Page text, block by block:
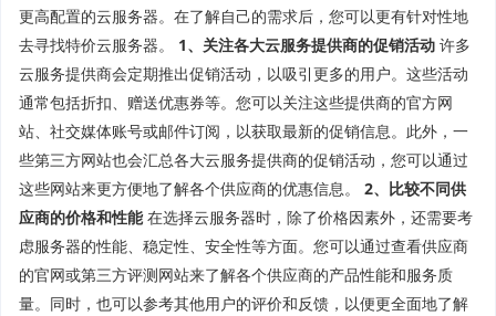
更高配置的云服务器。在了解自己的需求后，您可以更有针对性地
去寻找特价云服务器。 1、关注各大云服务提供商的促销活动 许多
云服务提供商会定期推出促销活动，以吸引更多的用户。这些活动
通常包括折扣、赠送优惠券等。您可以关注这些提供商的官方网
站、社交媒体账号或邮件订阅，以获取最新的促销信息。此外，一
些第三方网站也会汇总各大云服务提供商的促销活动，您可以通过
这些网站来更方便地了解各个供应商的优惠信息。 2、比较不同供
应商的价格和性能在选择云服务器时，除了价格因素外，还需要考
虑服务器的性能、稳定性、安全性等方面。您可以通过查看供应商
的官网或第三方评测网站来了解各个供应商的产品性能和服务质
量。同时，也可以参考其他用户的评价和反馈，以便更全面地了解